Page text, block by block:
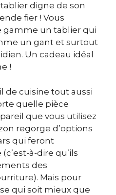
digne de son
fier ! Vous
gamme un tablier qui
un gant et surtout
Un cadeau idéal
!
de cuisine tout aussi
quelle pièce
que vous utilisez
regorge d’options
qui feront
à-dire qu’ils
des
Mais pour
qui soit mieux que